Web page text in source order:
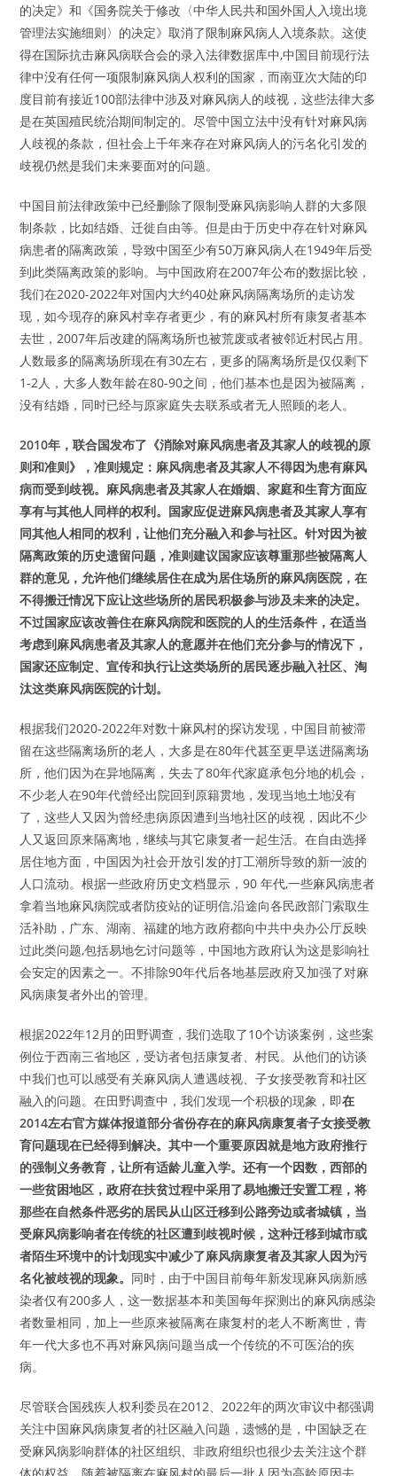
的决定》和《国务院关于修改〈中华人民共和国外国人入境出境
管理法实施细则〉的决定》取消了限制麻风病人入境条款。这使
得在国际抗击麻风病联合会的录入法律数据库中,中国目前现行法
律中没有任何一项限制麻风病人权利的国家，而南亚次大陆的印
度目前有接近100部法律中涉及对麻风病人的歧视，这些法律大多
是在英国殖民统治期间制定的。尽管中国立法中没有针对麻风病
人歧视的条款，但社会上千年来存在对麻风病人的污名化引发的
歧视仍然是我们未来要面对的问题。
中国目前法律政策中已经删除了限制受麻风病影响人群的大多限
制条款，比如结婚、迁徙自由等。但是由于历史中存在针对麻风
病患者的隔离政策，导致中国至少有50万麻风病人在1949年后受
到此类隔离政策的影响。与中国政府在2007年公布的数据比较，
我们在2020-2022年对国内大约40处麻风病隔离场所的走访发
现，如今现存的麻风村幸存者更少，有的麻风村所有康复者基本
去世，2007年后改建的隔离场所也被荒废或者被邻近村民占用。
人数最多的隔离场所现在有30左右，更多的隔离场所是仅仅剩下
1-2人，大多人数年龄在80-90之间，他们基本也是因为被隔离，
没有结婚，同时已经与原家庭失去联系或者无人照顾的老人。
2010年，联合国发布了《消除对麻风病患者及其家人的歧视的原
则和准则》，准则规定：麻风病患者及其家人不得因为患有麻风
病而受到歧视。麻风病患者及其家人在婚姻、家庭和生育方面应
享有与其他人同样的权利。国家应促进麻风病患者及其家人享有
同其他人相同的权利，让他们充分融入和参与社区。针对因为被
隔离政策的历史遗留问题，准则建议国家应该尊重那些被隔离人
群的意见，允许他们继续居住在成为居住场所的麻风病医院，在
不得搬迁情况下应让这些场所的居民积极参与涉及未来的决定。
不过国家应该改善住在麻风病院和医院的人的生活条件，在适当
考虑到麻风病患者及其家人的意愿并在他们充分参与的情况下，
国家还应制定、宣传和执行让这类场所的居民逐步融入社区、淘
汰这类麻风病医院的计划。
根据我们2020-2022年对数十麻风村的探访发现，中国目前被滞
留在这些隔离场所的老人，大多是在80年代甚至更早送进隔离场
所，他们因为在异地隔离，失去了80年代家庭承包分地的机会，
不少老人在90年代曾经出院回到原籍贯地，发现当地土地没有
了，这些人又因为曾经患病原因遭到当地社区的歧视，因此不少
人又返回原来隔离地，继续与其它康复者一起生活。在自由选择
居住地方面，中国因为社会开放引发的打工潮所导致的新一波的
人口流动。根据一些政府历史文档显示，90 年代,一些麻风病患者
拿着当地麻风病院或者防疫站的证明信,沿途向各民政部门索取生
活补助，广东、湖南、福建的地方政府都向中共中央办公厅反映
过此类问题,包括易地乞讨问题等，中国地方政府认为这是影响社
会安定的因素之一。不排除90年代后各地基层政府又加强了对麻
风病康复者外出的管理。
根据2022年12月的田野调查，我们选取了10个访谈案例，这些案
例位于西南三省地区，受访者包括康复者、村民。从他们的访谈
中我们也可以感受有关麻风病人遭遇歧视、子女接受教育和社区
融入的问题。在田野调查中，我们发现一个积极的现象，即在
2014左右官方媒体报道部分省份存在的麻风病康复者子女接受教
育问题现在已经得到解决。其中一个重要原因就是地方政府推行
的强制义务教育，让所有适龄儿童入学。还有一个因数，西部的
一些贫困地区，政府在扶贫过程中采用了易地搬迁安置工程，将
那些在自然条件恶劣的居民从山区迁移到公路旁边或者城镇，当
受麻风病影响者在传统的社区遭到歧视时候，这种迁移到城市或
者陌生环境中的计划现实中减少了麻风病康复者及其家人因为污
名化被歧视的现象。 同时，由于中国目前每年新发现麻风病新感
染者仅有200多人，这一数据基本和美国每年探测出的麻风病感染
者数量相同，加上一些原来被隔离在康复村的老人不断离世，青
年一代大多也不再对麻风病问题当成一个传统的不可医治的疾
病。
尽管联合国残疾人权利委员在2012、2022年的两次审议中都强调
关注中国麻风病康复者的社区融入问题，遗憾的是，中国缺乏在
受麻风病影响群体的社区组织、非政府组织也很少去关注这个群
体的权益。随着被隔离在麻风村的最后一批人因为高龄原因去